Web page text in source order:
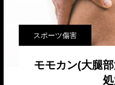
スポーツ傷害
モモカン(大腿